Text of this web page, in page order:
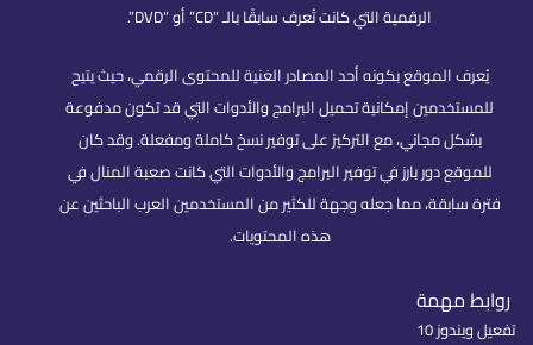
الرقمية التي كانت تُعرف سابقًا بالـ “CD” أو “DVD”.
يُعرف الموقع بكونه أحد المصادر الغنية للمحتوى الرقمي، حيث يتيح
للمستخدمين إمكانية تحميل البرامج والأدوات التي قد تكون مدفوعة
بشكل مجاني، مع التركيز على توفير نسخ كاملة ومفعلة. وقد كان
للموقع دور بارز في توفير البرامج والأدوات التي كانت صعبة المنال في
فترة سابقة، مما جعله وجهة للكثير من المستخدمين العرب الباحثين عن
هذه المحتويات.
روابط مهمة
تفعيل ويندوز 10